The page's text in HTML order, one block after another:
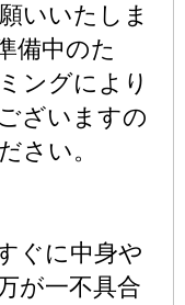
いいたしま
備中のた
ングにより
ざいますの
さい。
ぐに中身や
が一不具合